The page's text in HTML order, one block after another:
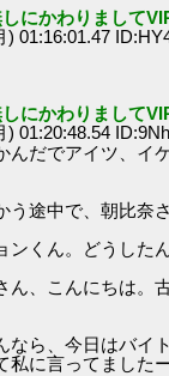
しにかわりまして
) 01:16:01.47
しにかわりまして
) 01:20:48.54
んだでアイツ、イ
う途中で、朝比奈
ンくん。どうした
ん、こんにちは。
なら、今日はバイ
私に言ってましたー